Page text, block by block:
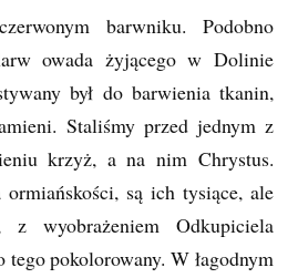
barwniku. Podobno
owada żyjącego w Dolinie
był do barwienia tkanin,
Staliśmy przed jednym z
krzyż, a na nim Chrystus.
ormiańskości, są ich tysiące, ale
wyobrażeniem Odkupiciela
pokolorowany. W łagodnym